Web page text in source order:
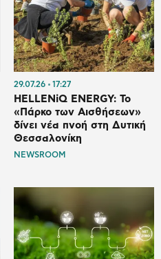
29.07.26 17:27
HELLENiQ ENERGY: Το
«Πάρκο των Αισθήσεων»
δίνει νέα πνοή στη Δυτική
Θεσσαλονίκη
NEWSROOM